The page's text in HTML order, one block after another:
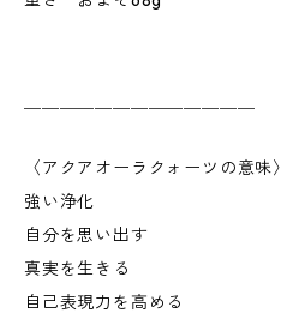
〈アクアオーラクォーツの意味〉
強い浄化
自分を思い出す
真実を生きる
自己表現力を高める